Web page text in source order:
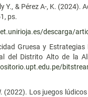
Y., & Pérez A-, K.
ps.
descarga/
Gruesa y
del Distrito Alto de la
(2022). Los juegos